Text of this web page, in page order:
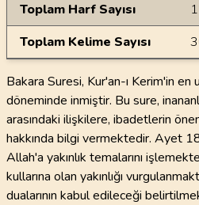
Toplam Harf Sayısı
Toplam Kelime Sayısı
Bakara Suresi, Kur'an-ı Kerim'in
döneminde inmiştir. Bu sure,
arasındaki ilişkilere, ibadetlerin
hakkında bilgi vermektedir. Ayet
Allah'a yakınlık temalarını
kullarına olan yakınlığı
dualarının kabul edileceği